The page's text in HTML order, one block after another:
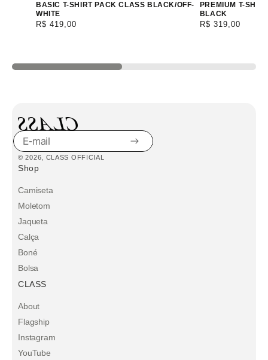
BASIC T-SHIRT PACK CLASS BLACK/OFF-
WHITE
Preço
R$ 419,00
PREMIUM T-
BLACK
Preço
R$ 319,00
E-
mail
© 2026, CLASS OFFICIAL
Shop
Camiseta
Moletom
Jaqueta
Calça
Boné
Bolsa
CLASS
About
Flagship
Instagram
YouTube